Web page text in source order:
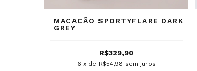
MACACÃO SPORTYFLARE DARK
GREY
R$329,90
6 x de R$54,98 sem juros